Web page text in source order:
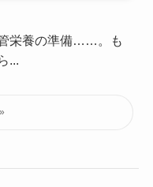
管栄養の準備……。も
...